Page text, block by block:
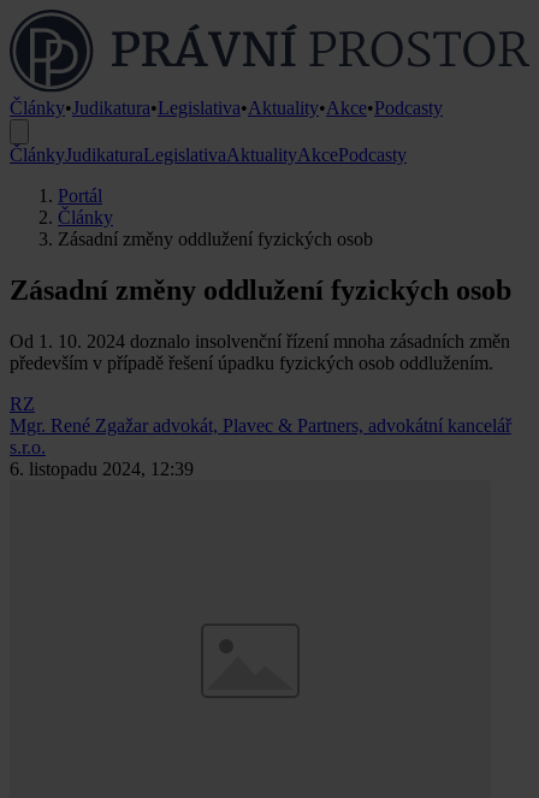
Články•Judikatura•Legislativa•Aktuality•Akce•Podcasty
ČlánkyJudikaturaLegislativaAktualityAkcePodcasty
Portál
Články
Zásadní změny oddlužení fyzických osob
Zásadní změny oddlužení fyzických osob
Od 1. 10. 2024 doznalo insolvenční řízení mnoha zásadních změn
především v případě řešení úpadku fyzických osob oddlužením.
RZ
Mgr. René Zgažar advokát, Plavec & Partners, advokátní kancelář
s.r.o.
6. listopadu 2024, 12:39